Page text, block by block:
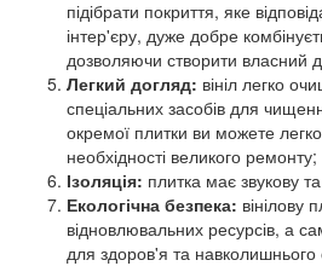
підібрати покриття, яке
інтер'єру, дуже добре
дозволяючи створити власний
Легкий догляд: вініл легко
спеціальних засобів для
окремої плитки ви можете легко
необхідності великого ремонту;
Ізоляція: плитка має звукову
Екологічна безпека: вінілову
відновлювальних ресурсів, а
для здоров'я та